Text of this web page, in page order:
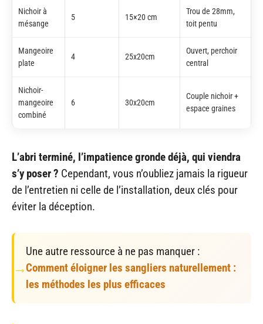
Nichoir à
mésange
5 15×20 cm
Trou de 28mm,
toit pentu
Mangeoire
plate
4 25x20cm
Ouvert, perchoir
central
Nichoir-
mangeoire
combiné
6 30x20cm
Couple nichoir +
espace graines
L’abri terminé, l’impatience gronde déjà, qui viendra
s’y poser ? Cependant, vous n’oubliez jamais la rigueur
de l’entretien ni celle de l’installation, deux clés pour
éviter la déception.
Une autre ressource à ne pas manquer :
Comment éloigner les sangliers naturellement :
les méthodes les plus efficaces